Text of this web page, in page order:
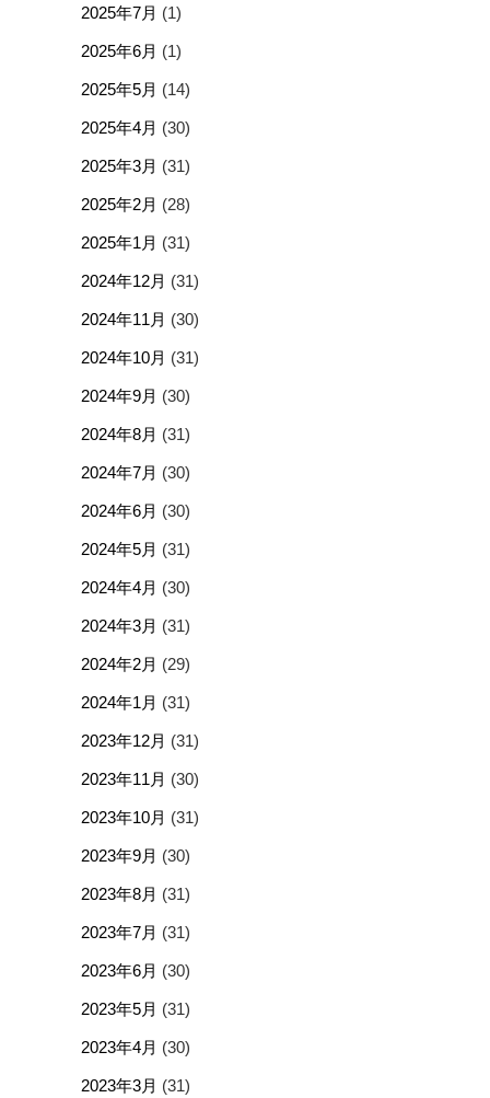
2025年7月 (1)
2025年6月 (1)
2025年5月 (14)
2025年4月 (30)
2025年3月 (31)
2025年2月 (28)
2025年1月 (31)
2024年12月 (31)
2024年11月 (30)
2024年10月 (31)
2024年9月 (30)
2024年8月 (31)
2024年7月 (30)
2024年6月 (30)
2024年5月 (31)
2024年4月 (30)
2024年3月 (31)
2024年2月 (29)
2024年1月 (31)
2023年12月 (31)
2023年11月 (30)
2023年10月 (31)
2023年9月 (30)
2023年8月 (31)
2023年7月 (31)
2023年6月 (30)
2023年5月 (31)
2023年4月 (30)
2023年3月 (31)